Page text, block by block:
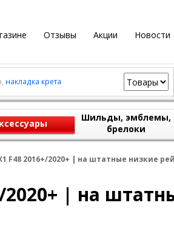
Отзывы Акции Новости
накладка крета
Шильды, эмблемы,
брелоки
F48 2016+/2020+ | на штатные низкие
2020+ | на